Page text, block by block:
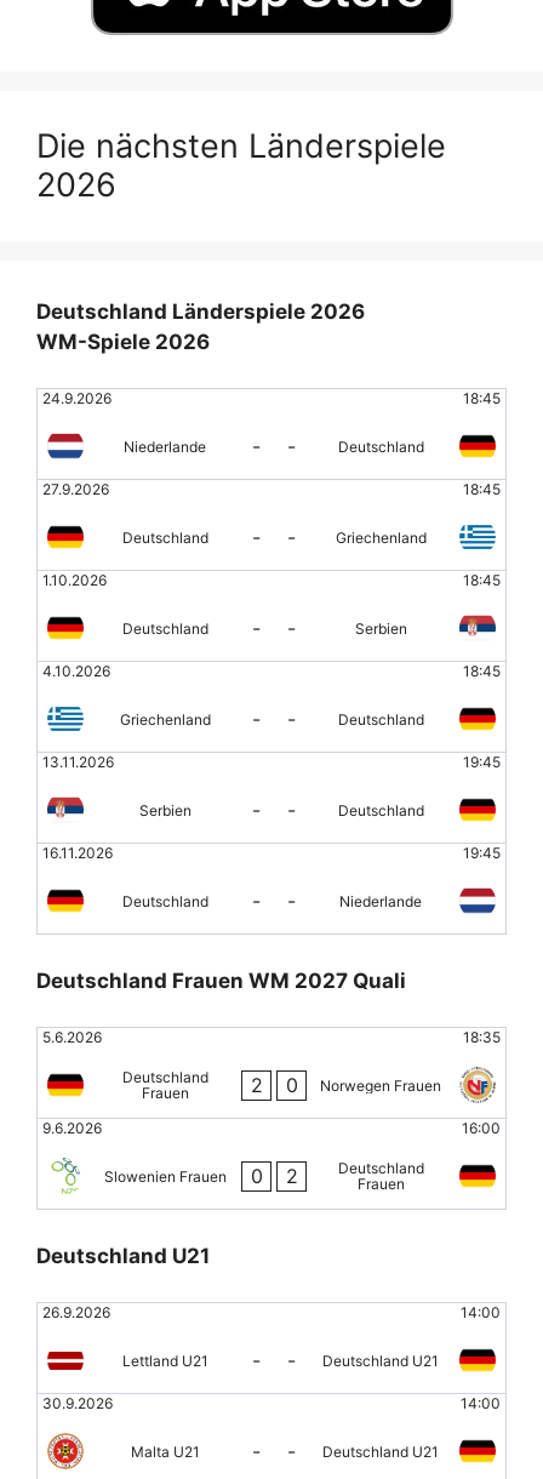
Die nächsten Länderspiele
2026
Deutschland Länderspiele 2026
WM-Spiele 2026
24.9.2026 18:45
Niederlande - - Deutschland
27.9.2026 18:45
Deutschland - - Griechenland
1.10.2026 18:45
Deutschland - - Serbien
4.10.2026 18:45
Griechenland - - Deutschland
13.11.2026 19:45
Serbien - - Deutschland
16.11.2026 19:45
Deutschland - - Niederlande
Deutschland Frauen WM 2027 Quali
5.6.2026 18:35
Deutschland
Frauen
2 0 Norwegen Frauen
9.6.2026 16:00
Slowenien Frauen 0 2
Deutschland
Frauen
Deutschland U21
26.9.2026 14:00
Lettland U21 - - Deutschland U21
30.9.2026 14:00
Malta U21 - - Deutschland U21